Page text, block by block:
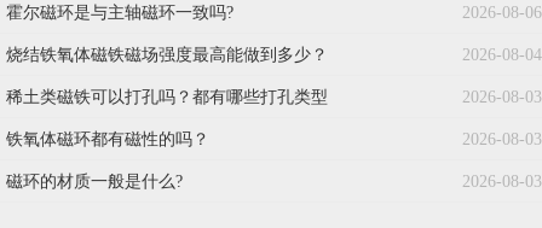
2026-08-06
霍尔磁环是与主轴磁环一致吗?
2026-08-04
烧结铁氧体磁铁磁场强度最高能做到多少？
2026-08-03
稀土类磁铁可以打孔吗？都有哪些打孔类型
2026-08-03
铁氧体磁环都有磁性的吗？
2026-08-03
磁环的材质一般是什么?